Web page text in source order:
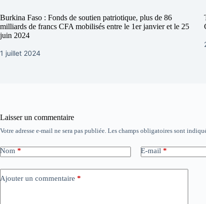
Burkina Faso : Fonds de soutien patriotique, plus de 86
milliards de francs CFA mobilisés entre le 1er janvier et le 25
juin 2024
1 juillet 2024
Laisser un commentaire
Votre adresse e-mail ne sera pas publiée. Les champs obligatoires sont
Nom * E-mail *
Ajouter un commentaire *